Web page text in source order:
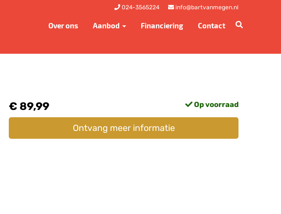
024-3565224 info@bartvanmegen.nl
Over ons Aanbod Financiering Contact
€ 89,99 Op voorraad
Ontvang meer informatie